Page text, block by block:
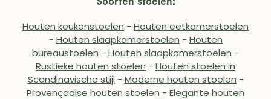
Houten keukenstoelen - Houten eetkamerstoelen
- Houten slaapkamerstoelen - Houten
bureaustoelen - Houten slaapkamerstoelen -
Rustieke houten stoelen - Houten stoelen in
Scandinavische stijl - Moderne houten stoelen -
Provençaalse houten stoelen - Elegante houten